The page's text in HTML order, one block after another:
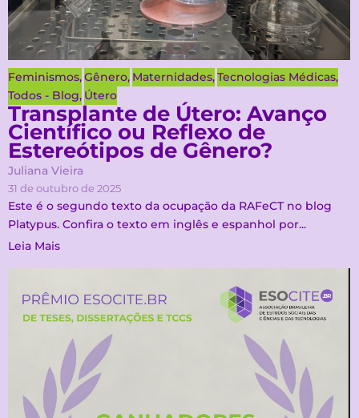
Feminismos,Gênero, Maternidades,Tecnologias Médicas,
Todos - Blog, Útero
Transplante de Útero: Avanço
Científico ou Reflexo de
Estereótipos de Gênero?
Juliana Vieira
31 de outubro de 2025
Este é o segundo texto da ocupação da RAFeCT no blog
Platypus. Confira o texto em inglês e espanhol por...
Leia Mais